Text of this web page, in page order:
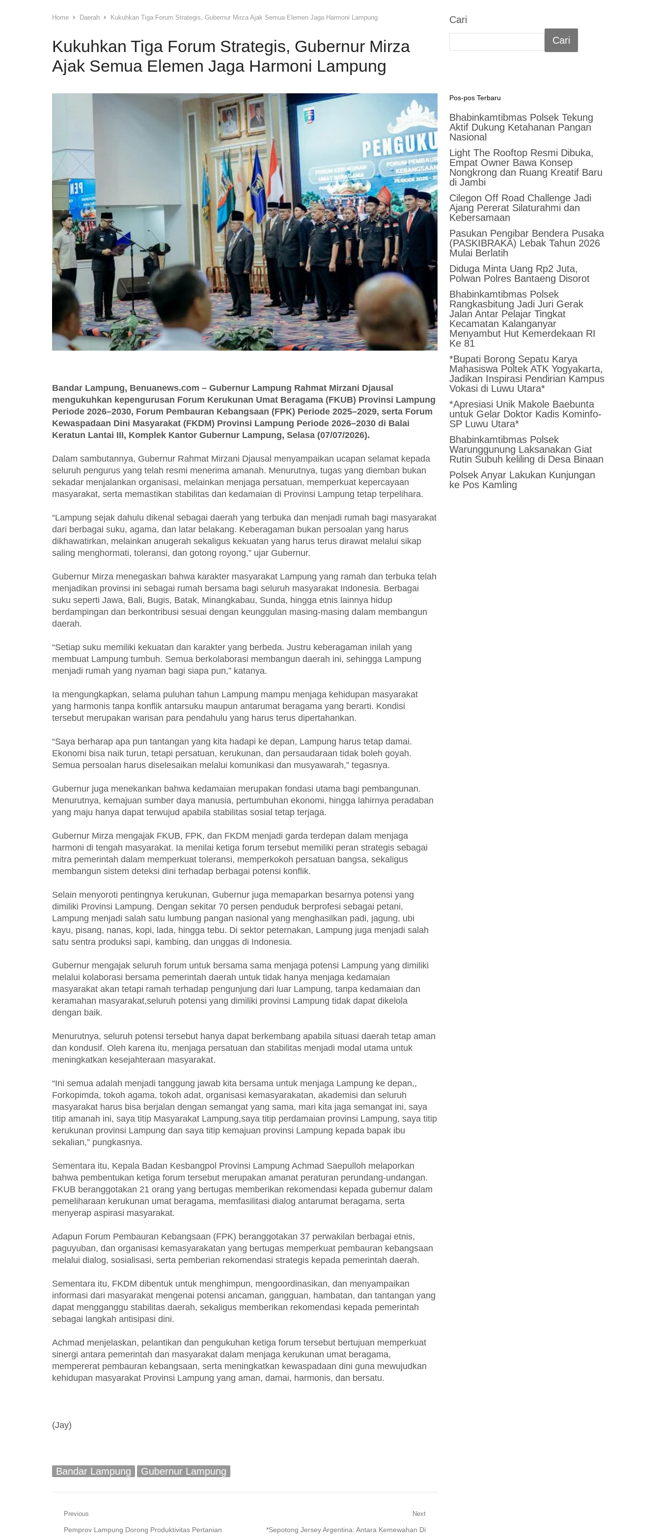
Home Daerah Kukuhkan Tiga Forum Strategis, Gubernur Mirza Ajak Semua Elemen Jaga Harmoni Lampung
Kukuhkan Tiga Forum Strategis, Gubernur Mirza
Ajak Semua Elemen Jaga Harmoni Lampung
Bandar Lampung, Benuanews.com – Gubernur Lampung Rahmat Mirzani Djausal
mengukuhkan kepengurusan Forum Kerukunan Umat Beragama (FKUB) Provinsi Lampung
Periode 2026–2030, Forum Pembauran Kebangsaan (FPK) Periode 2025–2029, serta Forum
Kewaspadaan Dini Masyarakat (FKDM) Provinsi Lampung Periode 2026–2030 di Balai
Keratun Lantai III, Komplek Kantor Gubernur Lampung, Selasa (07/07/2026).
Dalam sambutannya, Gubernur Rahmat Mirzani Djausal menyampaikan ucapan selamat kepada
seluruh pengurus yang telah resmi menerima amanah. Menurutnya, tugas yang diemban bukan
sekadar menjalankan organisasi, melainkan menjaga persatuan, memperkuat kepercayaan
masyarakat, serta memastikan stabilitas dan kedamaian di Provinsi Lampung tetap terpelihara.
“Lampung sejak dahulu dikenal sebagai daerah yang terbuka dan menjadi rumah bagi masyarakat
dari berbagai suku, agama, dan latar belakang. Keberagaman bukan persoalan yang harus
dikhawatirkan, melainkan anugerah sekaligus kekuatan yang harus terus dirawat melalui sikap
saling menghormati, toleransi, dan gotong royong,” ujar Gubernur.
Gubernur Mirza menegaskan bahwa karakter masyarakat Lampung yang ramah dan terbuka telah
menjadikan provinsi ini sebagai rumah bersama bagi seluruh masyarakat Indonesia. Berbagai
suku seperti Jawa, Bali, Bugis, Batak, Minangkabau, Sunda, hingga etnis lainnya hidup
berdampingan dan berkontribusi sesuai dengan keunggulan masing-masing dalam membangun
daerah.
“Setiap suku memiliki kekuatan dan karakter yang berbeda. Justru keberagaman inilah yang
membuat Lampung tumbuh. Semua berkolaborasi membangun daerah ini, sehingga Lampung
menjadi rumah yang nyaman bagi siapa pun,” katanya.
Ia mengungkapkan, selama puluhan tahun Lampung mampu menjaga kehidupan masyarakat
yang harmonis tanpa konflik antarsuku maupun antarumat beragama yang berarti. Kondisi
tersebut merupakan warisan para pendahulu yang harus terus dipertahankan.
“Saya berharap apa pun tantangan yang kita hadapi ke depan, Lampung harus tetap damai.
Ekonomi bisa naik turun, tetapi persatuan, kerukunan, dan persaudaraan tidak boleh goyah.
Semua persoalan harus diselesaikan melalui komunikasi dan musyawarah,” tegasnya.
Gubernur juga menekankan bahwa kedamaian merupakan fondasi utama bagi pembangunan.
Menurutnya, kemajuan sumber daya manusia, pertumbuhan ekonomi, hingga lahirnya peradaban
yang maju hanya dapat terwujud apabila stabilitas sosial tetap terjaga.
Gubernur Mirza mengajak FKUB, FPK, dan FKDM menjadi garda terdepan dalam menjaga
harmoni di tengah masyarakat. Ia menilai ketiga forum tersebut memiliki peran strategis sebagai
mitra pemerintah dalam memperkuat toleransi, memperkokoh persatuan bangsa, sekaligus
membangun sistem deteksi dini terhadap berbagai potensi konflik.
Selain menyoroti pentingnya kerukunan, Gubernur juga memaparkan besarnya potensi yang
dimiliki Provinsi Lampung. Dengan sekitar 70 persen penduduk berprofesi sebagai petani,
Lampung menjadi salah satu lumbung pangan nasional yang menghasilkan padi, jagung, ubi
kayu, pisang, nanas, kopi, lada, hingga tebu. Di sektor peternakan, Lampung juga menjadi salah
satu sentra produksi sapi, kambing, dan unggas di Indonesia.
Gubernur mengajak seluruh forum untuk bersama sama menjaga potensi Lampung yang dimiliki
melalui kolaborasi bersama pemerintah daerah untuk tidak hanya menjaga kedamaian
masyarakat akan tetapi ramah terhadap pengunjung dari luar Lampung, tanpa kedamaian dan
keramahan masyarakat,seluruh potensi yang dimiliki provinsi Lampung tidak dapat dikelola
dengan baik.
Menurutnya, seluruh potensi tersebut hanya dapat berkembang apabila situasi daerah tetap aman
dan kondusif. Oleh karena itu, menjaga persatuan dan stabilitas menjadi modal utama untuk
meningkatkan kesejahteraan masyarakat.
“Ini semua adalah menjadi tanggung jawab kita bersama untuk menjaga Lampung ke depan,,
Forkopimda, tokoh agama, tokoh adat, organisasi kemasyarakatan, akademisi dan seluruh
masyarakat harus bisa berjalan dengan semangat yang sama, mari kita jaga semangat ini, saya
titip amanah ini, saya titip Masyarakat Lampung,saya titip perdamaian provinsi Lampung, saya titip
kerukunan provinsi Lampung dan saya titip kemajuan provinsi Lampung kepada bapak ibu
sekalian,” pungkasnya.
Sementara itu, Kepala Badan Kesbangpol Provinsi Lampung Achmad Saepulloh melaporkan
bahwa pembentukan ketiga forum tersebut merupakan amanat peraturan perundang-undangan.
FKUB beranggotakan 21 orang yang bertugas memberikan rekomendasi kepada gubernur dalam
pemeliharaan kerukunan umat beragama, memfasilitasi dialog antarumat beragama, serta
menyerap aspirasi masyarakat.
Adapun Forum Pembauran Kebangsaan (FPK) beranggotakan 37 perwakilan berbagai etnis,
paguyuban, dan organisasi kemasyarakatan yang bertugas memperkuat pembauran kebangsaan
melalui dialog, sosialisasi, serta pemberian rekomendasi strategis kepada pemerintah daerah.
Sementara itu, FKDM dibentuk untuk menghimpun, mengoordinasikan, dan menyampaikan
informasi dari masyarakat mengenai potensi ancaman, gangguan, hambatan, dan tantangan yang
dapat mengganggu stabilitas daerah, sekaligus memberikan rekomendasi kepada pemerintah
sebagai langkah antisipasi dini.
Achmad menjelaskan, pelantikan dan pengukuhan ketiga forum tersebut bertujuan memperkuat
sinergi antara pemerintah dan masyarakat dalam menjaga kerukunan umat beragama,
mempererat pembauran kebangsaan, serta meningkatkan kewaspadaan dini guna mewujudkan
kehidupan masyarakat Provinsi Lampung yang aman, damai, harmonis, dan bersatu.
(Jay)
Bandar Lampung Gubernur Lampung
Navigasi
pos
Previous
Previous
Pemprov Lampung Dorong Produktivitas Pertanian
Next
Next
*Sepotong Jersey Argentina: Antara Kemewahan Di
Cari
Cari
Pos-pos Terbaru
Bhabinkamtibmas Polsek Tekung
Aktif Dukung Ketahanan Pangan
Nasional
Light The Rooftop Resmi Dibuka,
Empat Owner Bawa Konsep
Nongkrong dan Ruang Kreatif Baru
di Jambi
Cilegon Off Road Challenge Jadi
Ajang Pererat Silaturahmi dan
Kebersamaan
Pasukan Pengibar Bendera Pusaka
(PASKIBRAKA) Lebak Tahun 2026
Mulai Berlatih
Diduga Minta Uang Rp2 Juta,
Polwan Polres Bantaeng Disorot
Bhabinkamtibmas Polsek
Rangkasbitung Jadi Juri Gerak
Jalan Antar Pelajar Tingkat
Kecamatan Kalanganyar
Menyambut Hut Kemerdekaan RI
Ke 81
*Bupati Borong Sepatu Karya
Mahasiswa Poltek ATK Yogyakarta,
Jadikan Inspirasi Pendirian Kampus
Vokasi di Luwu Utara*
*Apresiasi Unik Makole Baebunta
untuk Gelar Doktor Kadis Kominfo-
SP Luwu Utara*
Bhabinkamtibmas Polsek
Warunggunung Laksanakan Giat
Rutin Subuh keliling di Desa Binaan
Polsek Anyar Lakukan Kunjungan
ke Pos Kamling